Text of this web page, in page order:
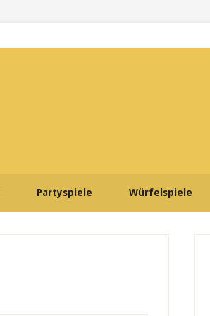
Partyspiele Würfelspiele